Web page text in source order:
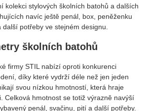
kolekci stylových školních batohů a dalších
navíc ještě penál, box, peněženku
potřeby ve stejném designu.
školních batohů
firmy STIL nabízí oproti konkurenci
díky které vydrží déle než jen jeden
svou nízkou hmotností, která hraje
Celková hmotnost se totiž výrazně navýší
penál, svačinu, pití a další potřeby.